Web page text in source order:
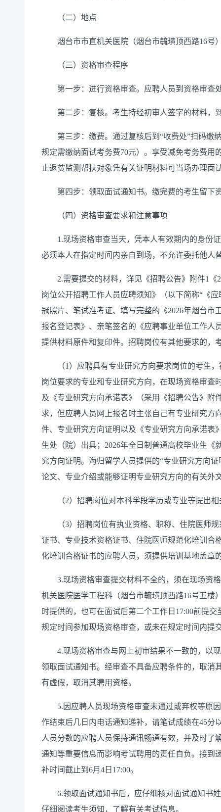
（二）地点
烟台市市直机关医院（烟台市毓璜顶西路16号
（三）资格审查程序
第一步：进行资格审查。应聘人员到资格审查
第二步：复核。考生持经初审人签字的材料，
第三步：缴费。通过复核后到“收费处”扫码缴纳
规定需缴纳面试考务费70元）。享受减免考务费
止返贫监测帮扶对象凭有关证明材料可当场办理面
第四步：领取面试通知书。缴完费的考生留下
（四）资格审查要求和注意事项
1.现场资格审查当天，凭本人有效期内的身份证
必须本人在指定时间内亲自到场，不允许委托他人
2.需要提交的材料，详见《招聘公告》附件1《
岗位公开招聘工作人员应聘须知》（以下简称“《
冠照片、笔试准考证、填写完整的《2026年烟台
报名登记表》、亲笔签名的《应聘事业单位工作人
提供材料原件和复印件。招聘岗位有其他要求的，
（1）应聘具有专业研究方向要求岗位的考生，
岗位要求的专业和专业研究方向，在现场资格审查
及《专业研究方向承诺表》（采用《招聘公告》附
求，但应聘人员网上报名时主张自己有专业研究方
件、专业研究方向证明以及《专业研究方向承诺表
生处（院）出具；2026年全日制普通高校毕业生
究方向证明。海归留学人员提供的“专业研究方向
论文、专业介绍或能够证明专业研究方向的有关外
（2）招聘岗位对本科学段学历或专业等提出相
（3）招聘岗位有执业资格、职称、住院医师规
证书、专业技术资格证书、住院医师规范化培训合
化培训合格证书的应聘人员，须提供培训基地盖章
3.现场资格审查提交材料不全的，须在现场资格
机关医院医学工程科（烟台市毓璜顶西路16号五
时提供的，也可在面试后第二个工作日17:00前提
规定时间参加现场资格审查，或未在规定时间内提
4.现场资格审查与网上初审结果不一致的，以现
领取面试通知书。经审查不具备应聘条件的，取消
有虚假，取消其聘用资格。
5.因应聘人员现场资格审查未通过或弃权等原因
作结束后几日内电话通知递补，请笔试成绩在45
人员分数的应聘人员保持通讯畅通有效，并及时
通知等重要信息而影响考试聘用的责任自负。接到
补时间截止到6月4日17:00。
6.领取面试通知书后，应仔细核对面试通知书姓
仔细阅读考生须知，了解有关考试信息。